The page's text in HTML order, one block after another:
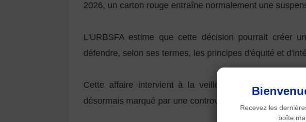
2026, un carton rouge entraîne normalement une
L'URBSFA estime que cette décision pourrait créer
défendre, selon ses termes, les principes d'équité et
Cette affaire intervient à la veille d'un huitième de
désormais marqué par une controverse autour de
Recevez les
boîte